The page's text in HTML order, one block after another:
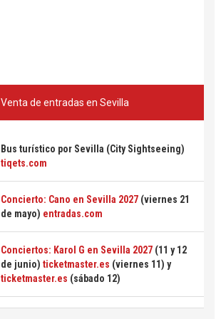
Venta de entradas en Sevilla
Bus turístico por Sevilla (City Sightseeing)
tiqets.com
Concierto: Cano en Sevilla 2027 (viernes 21
de mayo) entradas.com
Conciertos: Karol G en Sevilla 2027 (11 y 12
de junio) ticketmaster.es (viernes 11) y
ticketmaster.es (sábado 12)